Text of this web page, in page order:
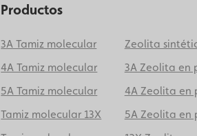
Productos
3A Tamiz molecular
4A Tamiz molecular
5A Tamiz molecular
Tamiz molecular 13X
Zeolita
3A Zeolita en
4A Zeolita en
5A Zeolita en